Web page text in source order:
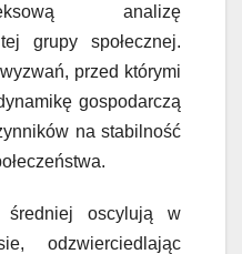
analizę
grupy społecznej.
przed którymi
gospodarczą
na stabilność
średniej oscylują w
odzwierciedlając